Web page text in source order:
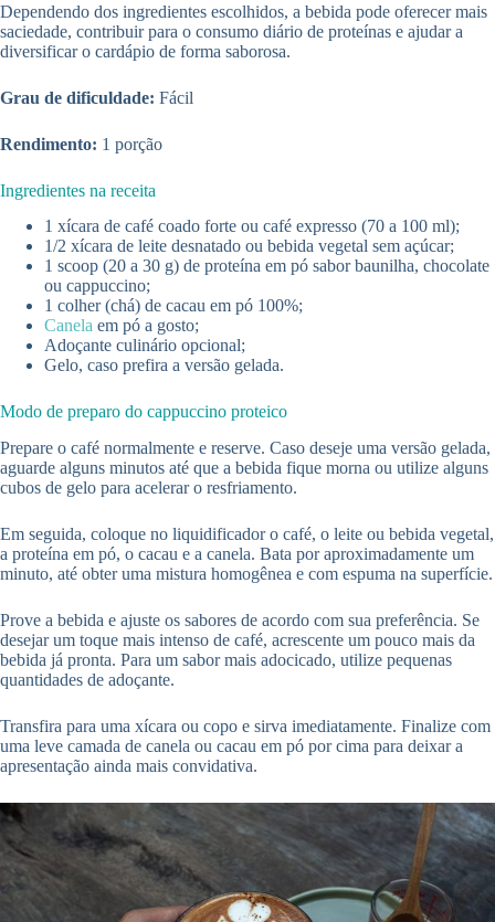
Dependendo dos ingredientes escolhidos, a bebida pode oferecer mais
saciedade, contribuir para o consumo diário de proteínas e ajudar a
diversificar o cardápio de forma saborosa.
Grau de dificuldade: Fácil
Rendimento: 1 porção
Ingredientes na receita
1 xícara de café coado forte ou café expresso (70 a 100 ml);
1/2 xícara de leite desnatado ou bebida vegetal sem açúcar;
1 scoop (20 a 30 g) de proteína em pó sabor baunilha, chocolate
ou cappuccino;
1 colher (chá) de cacau em pó 100%;
Canela em pó a gosto;
Adoçante culinário opcional;
Gelo, caso prefira a versão gelada.
Modo de preparo do cappuccino proteico
Prepare o café normalmente e reserve. Caso deseje uma versão gelada,
aguarde alguns minutos até que a bebida fique morna ou utilize alguns
cubos de gelo para acelerar o resfriamento.
Em seguida, coloque no liquidificador o café, o leite ou bebida vegetal,
a proteína em pó, o cacau e a canela. Bata por aproximadamente um
minuto, até obter uma mistura homogênea e com espuma na superfície.
Prove a bebida e ajuste os sabores de acordo com sua preferência. Se
desejar um toque mais intenso de café, acrescente um pouco mais da
bebida já pronta. Para um sabor mais adocicado, utilize pequenas
quantidades de adoçante.
Transfira para uma xícara ou copo e sirva imediatamente. Finalize com
uma leve camada de canela ou cacau em pó por cima para deixar a
apresentação ainda mais convidativa.